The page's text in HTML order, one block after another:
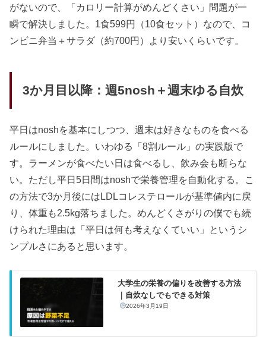
がないので、「カロリー計算がめんどくさい」問題が一
瞬で解決しました。1食599円（10食セット）なので、コ
ンビニ弁当＋サラダ（約700円）より安いくらいです。
3か月目以降：週5nosh＋週末ゆる自炊
平日はnoshを基本にしつつ、週末は好きなものを食べる
ルールにしました。いわゆる「8割ルール」の実践版で
す。ラーメンが食べたい日は食べるし、飲み会も断らな
い。ただし平日5日間はnoshで栄養管理を自動化する。こ
の方法で3か月後にはLDLコレステロールが基準値内に戻
り、体重も2.5kg落ちました。めんどくさがりの僕でも続
けられた理由は「平日は何も考えなくていい」というシ
ンプルさにあると思います。
大学生の栄養の偏りを改善する方法
｜自炊なしでもできる対策
2026年3月19日